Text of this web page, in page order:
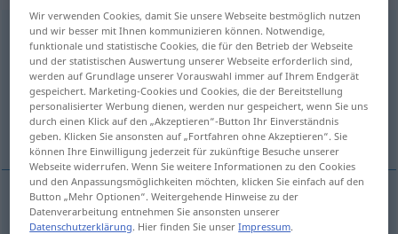
bravarija
Übersicht aller Übersetzungen
(Für mehr Details die Übersetzung anklicken/antippen)
Schlosserei
Schlossereif bravarija
Wir verwenden Cookies, damit Sie unsere Webseite bestmöglich nutzen
und wir besser mit Ihnen kommunizieren können. Notwendige,
funktionale und statistische Cookies, die für den Betrieb der Webseite
und der statistischen Auswertung unserer Webseite erforderlich sind,
werden auf Grundlage unserer Vorauswahl immer auf Ihrem Endgerät
gespeichert. Marketing-Cookies und Cookies, die der Bereitstellung
personalisierter Werbung dienen, werden nur gespeichert, wenn Sie uns
durch einen Klick auf den „Akzeptieren“-Button Ihr Einverständnis
geben. Klicken Sie ansonsten auf „Fortfahren ohne Akzeptieren“. Sie
können Ihre Einwilligung jederzeit für zukünftige Besuche unserer
Webseite widerrufen. Wenn Sie weitere Informationen zu den Cookies
und den Anpassungsmöglichkeiten möchten, klicken Sie einfach auf den
Button „Mehr Optionen“. Weitergehende Hinweise zu der
Datenverarbeitung entnehmen Sie ansonsten unserer
Datenschutzerklärung. Hier finden Sie unserImpressum.